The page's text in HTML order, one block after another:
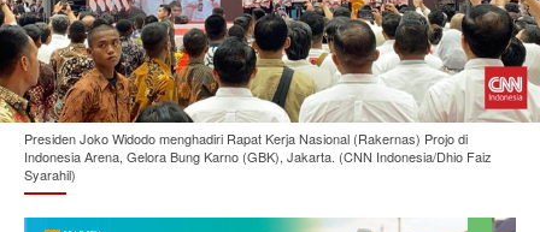
Presiden Joko Widodo menghadiri Rapat Kerja Nasional (Rakernas) Projo di
Indonesia Arena, Gelora Bung Karno (GBK), Jakarta. (CNN Indonesia/Dhio Faiz
Syarahil)